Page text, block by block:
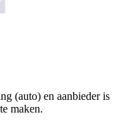
(auto) en aanbieder is
maken.